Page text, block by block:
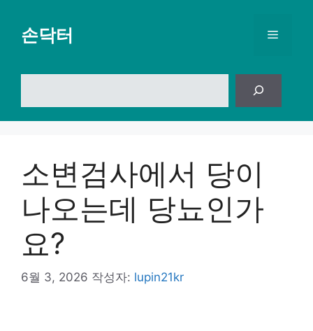
손닥터 메
뉴
소변검사에서 당이
나오는데 당뇨인가
요?
6월 3, 2026 작성자: lupin21kr